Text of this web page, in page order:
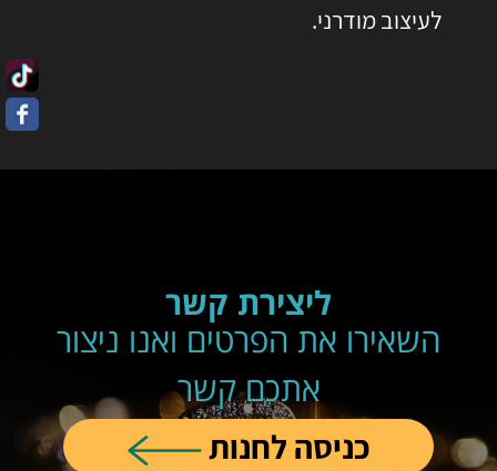
לעיצוב מודרני.
ליצירת קשר
השאירו את הפרטים ואנו ניצור
אתכם קשר
כניסה לחנות